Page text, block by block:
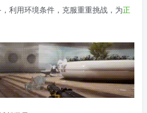
利用环境条件，克服重重挑战，为正